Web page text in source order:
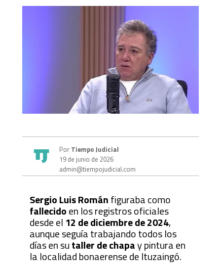
PorTiempo Judicial
19 de junio de 2026
admin@tiempojudicial.com
Sergio Luis Románfiguraba como
fallecidoen los registros oficiales
desde el 12 de diciembre de 2024,
aunque seguía trabajando todos los
días en sutaller de chapay pintura en
la localidad bonaerense de Ituzaingó.